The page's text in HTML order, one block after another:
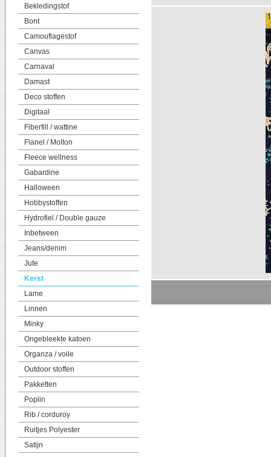
Bekledingstof
Bont
Camouflagestof
Canvas
Carnaval
Damast
Deco stoffen
Digitaal
Fiberfill / wattine
Flanel / Molton
Fleece wellness
Gabardine
Halloween
Hobbystoffen
Hydrofiel / Double gauze
Inbetween
Jeans/denim
Jute
Kerst
Lame
Linnen
Minky
Ongebleekte katoen
Organza / voile
Outdoor stoffen
Pakketten
Poplin
Rib / corduroy
Ruitjes Polyester
Satijn